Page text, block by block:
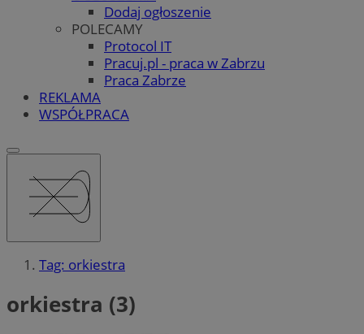
Dodaj ogłoszenie
POLECAMY
Protocol IT
Pracuj.pl - praca w Zabrzu
Praca Zabrze
REKLAMA
WSPÓŁPRACA
Tag: orkiestra
orkiestra (3)